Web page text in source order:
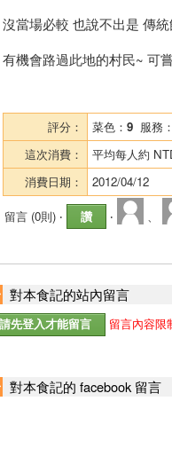
沒當場必較 也說不出是 傳
有機會路過此地的村民~ 可
評分： 菜色： 9服務
這次消費：
平均每人約
消費日期：
2012/04/12
留言 (0則) ‧ 讚 ‧ 、
對本食記的站內留言
留言內容限
對本食記的 facebook 留言